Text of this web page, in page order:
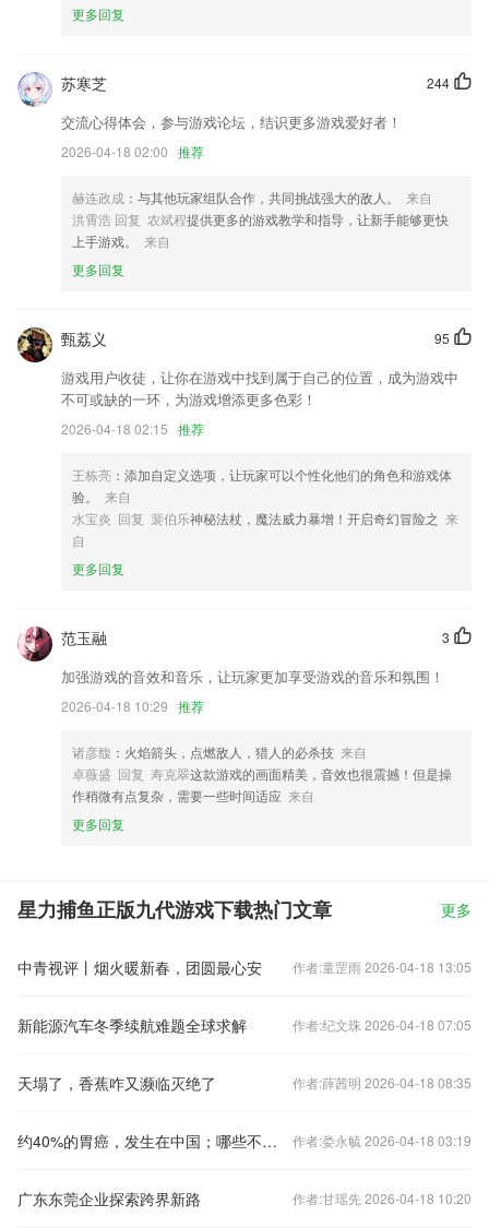
星力捕鱼正版九代游戏下载更新了什么?
优化界面 避免使用卡顿现象
又优化了一些BUG，体验更畅快了哦
抗肺炎频道上线，全国疫情实时追踪
【新增】旅行记忆，记录旅行沿途的风景；
添加记录仪连接说明；
以上就是星力捕鱼正版九代游戏下载的介绍，如果您喜欢这款软件，您可
更多回复
244
苏寒芝
交流心得体会，参与游戏论坛，结识更多游戏爱好者！
2026-04-18 02:00 推荐
赫连政成 ：与其他玩家组队合作，共同挑战强大的敌人。
来自
洪霄浩 回复 农斌程提供更多的游戏教学和指导，让新手能够更快
上手游戏。
来自
更多回复
95
甄荔义
游戏用户收徒，让你在游戏中找到属于自己的位置，成为游戏中
不可或缺的一环，为游戏增添更多色彩！
2026-04-18 02:15 推荐
王栋亮 ：添加自定义选项，让玩家可以个性化他们的角色和游戏体
验。
来自
水宝炎 回复 裴伯乐神秘法杖，魔法威力暴增！开启奇幻冒险之 来
自
更多回复
3
范玉融
加强游戏的音效和音乐，让玩家更加享受游戏的音乐和氛围！
2026-04-18 10:29 推荐
诸彦馥 ：火焰箭头，点燃敌人，猎人的必杀技 来自
卓薇盛 回复 寿克翠这款游戏的画面精美，音效也很震撼！但是操
作稍微有点复杂，需要一些时间适应 来自
更多回复
星力捕鱼正版九代游戏下载热门文章 更多
中青视评丨烟火暖新春，团圆最心安 作者:童罡雨 2026-04-18 13:05
新能源汽车冬季续航难题全球求解 作者:纪文珠 2026-04-18 07:05
天塌了，香蕉咋又濒临灭绝了 作者:薛茜明 2026-04-18 08:35
约40%的胃癌，发生在中国；哪些不良习惯正在摧毁你的胃 作者:娄永毓 2026-04-18 03:19
广东东莞企业探索跨界新路 作者:甘瑶先 2026-04-18 10:20